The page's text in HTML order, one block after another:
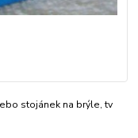
stojánek na brýle, tv